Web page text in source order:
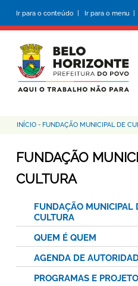
conteúdo
principal
Ir para o conteúdo | Ir para o menu |
Trilha
de
navegação
INÍCIO - FUNDAÇÃO MUNICIPAL DE
FUNDAÇÃO
CULTURA
FUNDAÇÃO MUNICIPAL
CULTURA
QUEM É QUEM
AGENDA DE
PROGRAMAS E